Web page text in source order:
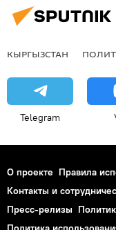
КЫРГЫЗСТАН
Telegram
О проекте Правила
Контакты и
Пресс-релизы